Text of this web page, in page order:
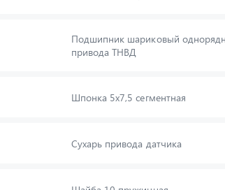
Подшипник шариковый
привода ТНВД
Шпонка 5х7,5 сегментная
Сухарь привода датчика